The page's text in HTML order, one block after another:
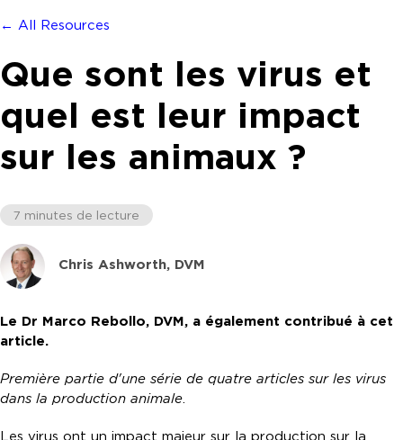
← All Resources
Que sont les virus et
quel est leur impact
sur les animaux ?
7 minutes de lecture
Chris Ashworth, DVM
Le Dr Marco Rebollo, DVM, a également contribué à cet
article.
Première partie d'une série de quatre articles sur les virus
dans la production animale.
Les virus ont un impact majeur sur la production sur la